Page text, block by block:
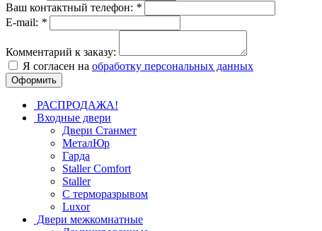
Ваш контактный телефон: *
E-mail: *
Комментарий к заказу:
Я согласен на обработку персональных данных
РАСПРОДАЖА!
Входные двери
Двери Станмет
МеталЮр
Гарда
Staller Comfort
Staller
С терморазрывом
Luxor
Двери межкомнатные